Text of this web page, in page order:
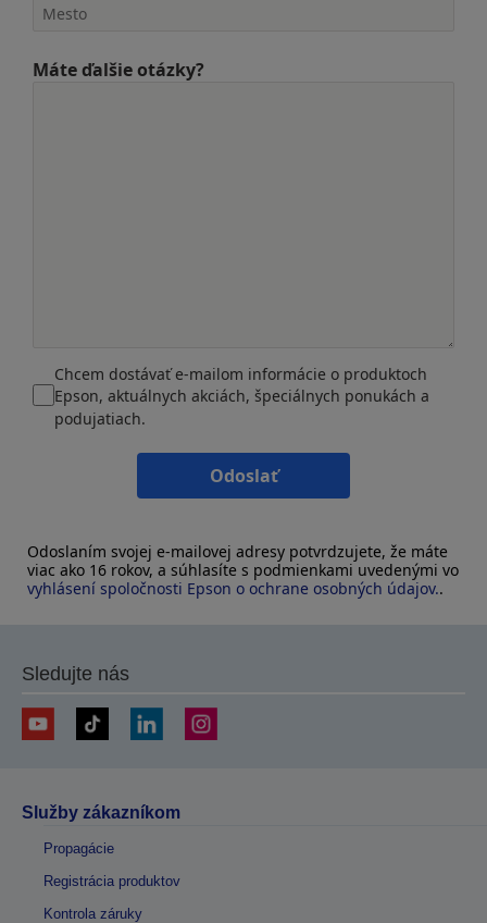
Máte ďalšie otázky?
Chcem dostávať e-mailom informácie o produktoch
Epson, aktuálnych akciách, špeciálnych ponukách a
podujatiach.
Odoslať
Odoslaním svojej e-mailovej adresy potvrdzujete, že máte
viac ako 16 rokov, a súhlasíte s podmienkami uvedenými vo
vyhlásení spoločnosti Epson o ochrane osobných údajov..
Sledujte nás
Služby zákazníkom
Propagácie
Registrácia produktov
Kontrola záruky